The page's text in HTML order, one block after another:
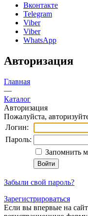
Вконтакте
Telegram
Viber
Viber
WhatsApp
Авторизация
Главная
—
Каталог
Авторизация
Пожалуйста,
Логин:
Пароль:
Запомнить
Забыли свой пароль?
Зарегистрироваться
Если вы впервые на